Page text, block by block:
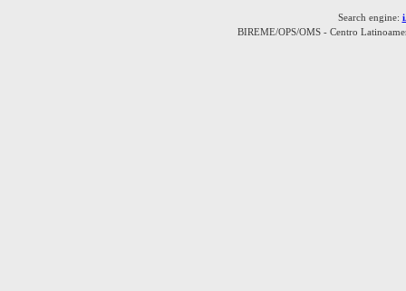
Search engine:
BIREME/OPS/OMS - Centro